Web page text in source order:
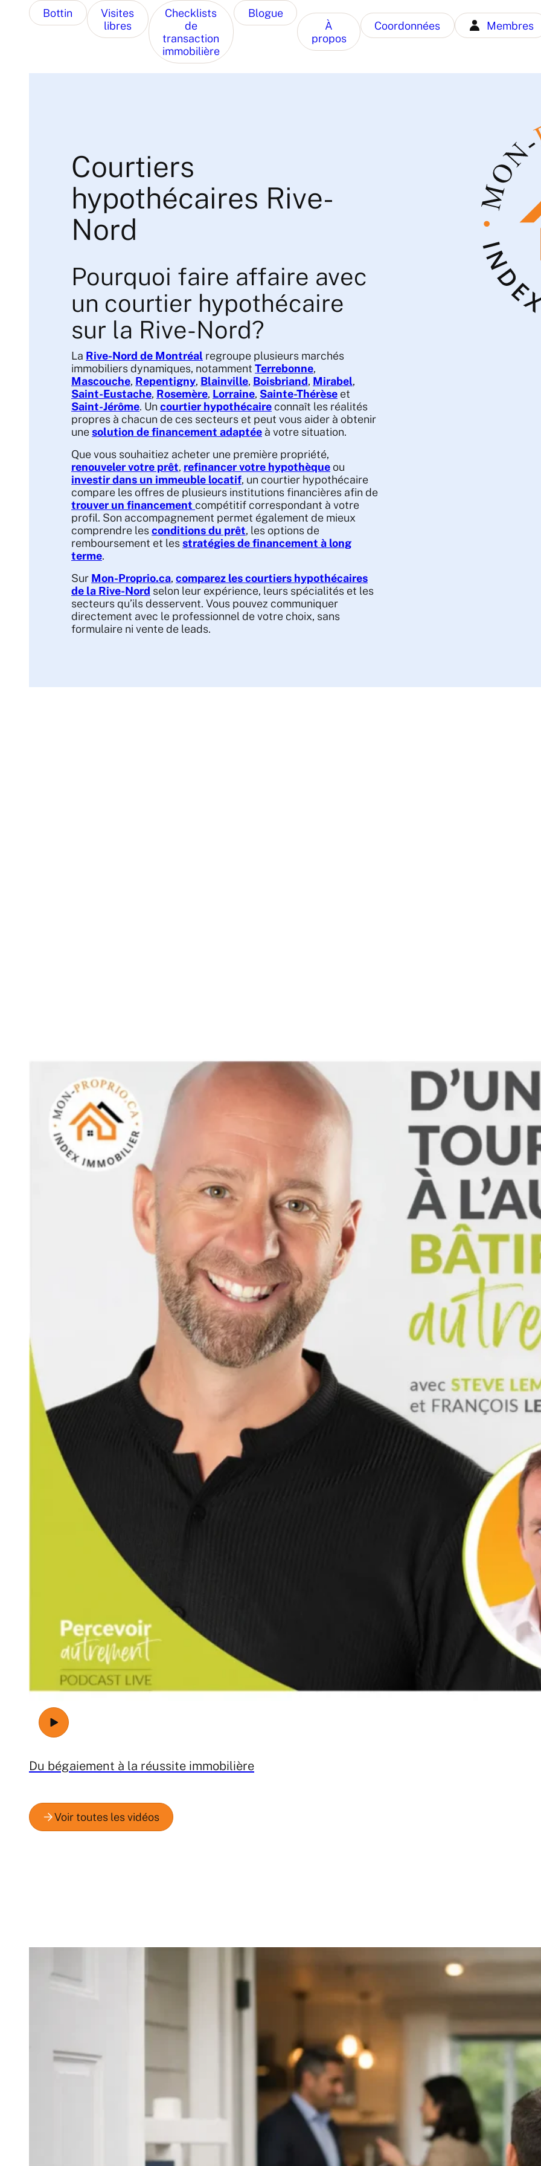
Bottin
Visites
libres
Checklists
de
transaction
immobilière
Blogue
À
propos
Coordonnées Membres
Courtiers
hypothécaires Rive-
Nord
Pourquoi faire affaire avec
un courtier hypothécaire
sur la Rive-Nord?
La Rive-Nord de Montréal regroupe plusieurs marchés
immobiliers dynamiques, notamment Terrebonne,
Mascouche, Repentigny, Blainville, Boisbriand, Mirabel,
Saint-Eustache, Rosemère, Lorraine, Sainte-Thérèse et
Saint-Jérôme. Un courtier hypothécaireconnaît les réalités
propres à chacun de ces secteurs et peut vous aider à obtenir
unesolution de financement adaptée à votre situation.
Que vous souhaitiez acheter une première propriété,
renouveler votre prêt, refinancer votre hypothèqueou
investir dans un immeuble locatif, un courtier hypothécaire
compare les offres de plusieurs institutions financières afin de
trouver un financement compétitif correspondant à votre
profil. Son accompagnement permet également de mieux
comprendre lesconditions du prêt, les options de
remboursement et lesstratégies de financement à long
terme.
Sur Mon-Proprio.ca, comparez les courtiers hypothécaires
de la Rive-Nord selon leur expérience, leurs spécialités et les
secteurs qu’ils desservent. Vous pouvez communiquer
directement avec le professionnel de votre choix, sans
formulaire ni vente de leads.
Du bégaiement à la réussite immobilière